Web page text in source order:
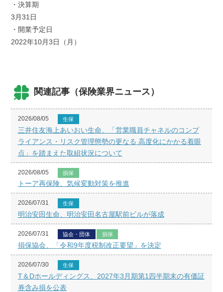
・決算期
3月31日
・開業予定日
2022年10月3日（月）
関連記事（保険業界ニュース）
2026/08/05 生保
三井住友海上あいおい生命、「営業職員チャネルのコンプ
ライアンス・リスク管理態勢の更なる 高度化にかかる着眼
点」を踏まえた取組状況について
2026/08/05 損保
トーア再保険、気候変動対策を推進
2026/07/31 生保
明治安田生命、明治安田名古屋駅前ビルが落成
2026/07/31 協会・団体 損保
損保協会、「令和9年度税制改正要望」を決定
2026/07/30 生保
T＆Dホールディングス、2027年3月期第1四半期末の有価証
券含み損を公表